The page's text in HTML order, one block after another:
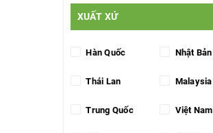
XUẤT XỨ
Hàn Quốc Nhật Bản
Thái Lan Malaysia
Trung Quốc Việt Nam